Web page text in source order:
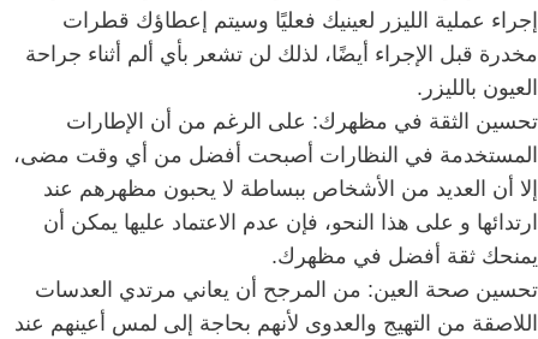
إجراء عملية الليزر لعينيك فعليًا وسيتم إعطاؤك قطرات
مخدرة قبل الإجراء أيضًا، لذلك لن تشعر بأي ألم أثناء جراحة
العيون بالليزر.
تحسين الثقة في مظهرك: على الرغم من أن الإطارات
المستخدمة في النظارات أصبحت أفضل من أي وقت مضى،
إلا أن العديد من الأشخاص ببساطة لا يحبون مظهرهم عند
ارتدائها و على هذا النحو، فإن عدم الاعتماد عليها يمكن أن
يمنحك ثقة أفضل في مظهرك.
تحسين صحة العين: من المرجح أن يعاني مرتدي العدسات
اللاصقة من التهيج والعدوى لأنهم بحاجة إلى لمس أعينهم عند